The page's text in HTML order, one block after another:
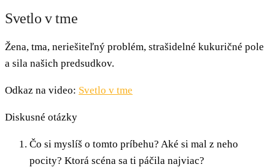
Svetlo v tme
Žena, tma, neriešiteľný problém, strašidelné kukuričné pole
a sila našich predsudkov.
Odkaz na video: Svetlo v tme
Diskusné otázky
Čo si myslíš o tomto príbehu? Aké si mal z neho
pocity? Ktorá scéna sa ti páčila najviac?